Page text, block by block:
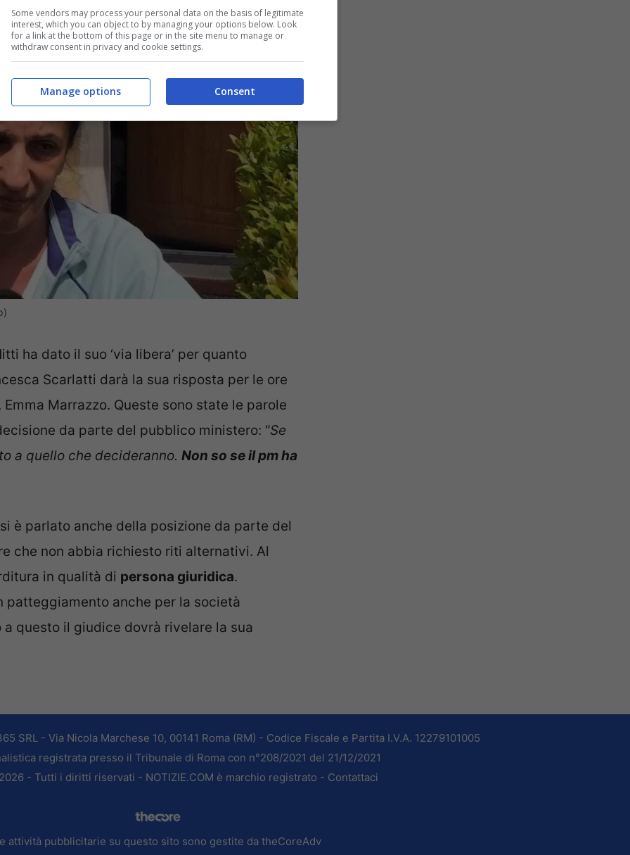
ha dato il suo ‘via libera’ per quanto
Scarlatti darà la sua risposta per le ore
Marrazzo. Queste sono state le parole
da parte del pubblico ministero: “Se
a quello che decideranno. Non so se il pm ha
è parlato anche della posizione da parte del
che non abbia richiesto riti alternativi. Al
in qualità di persona giuridica.
patteggiamento anche per la società
questo il giudice dovrà rivelare la sua
SRL - Via Nicola Marchese 10, 00141 Roma (RM) - Codice Fiscale e Partita I.V.A. 12279101005
registrata presso il Tribunale di Roma con n°208/2021 del 21/12/2021
- Tutti i diritti riservati - NOTIZIE.COM è marchio registrato - Contattaci
attività pubblicitarie su questo sito sono gestite da theCoreAdv
Some vendors may process your personal data on the basis of legitimate
interest, which you can object to by managing your options below. Look
for a link at the bottom of this page or in the site menu to manage or
withdraw consent in privacy and cookie settings.
Consent
Manage options